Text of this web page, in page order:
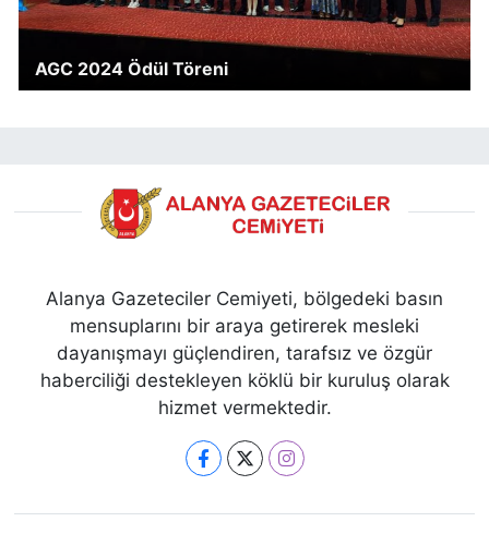
AGC 2024 Ödül Töreni
Alanya Gazeteciler Cemiyeti, bölgedeki basın
mensuplarını bir araya getirerek mesleki
dayanışmayı güçlendiren, tarafsız ve özgür
haberciliği destekleyen köklü bir kuruluş olarak
hizmet vermektedir.